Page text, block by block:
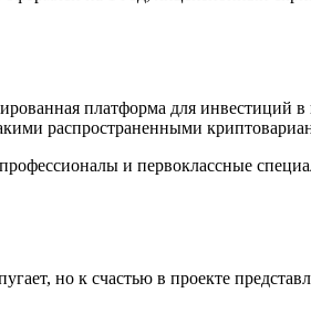
платформа для
распространенными
и первоклассные
но к счастью в проекте